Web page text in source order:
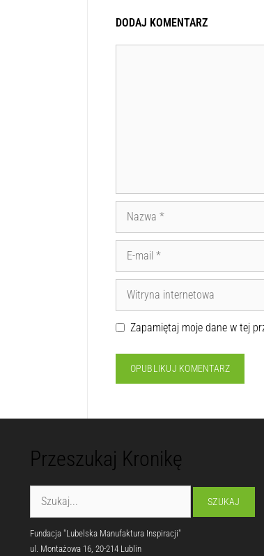
DODAJ KOMENTARZ
Zapamiętaj moje dane w tej
Przeszukaj Kronikę
Fundacja "Lubelska Manufaktura Inspiracji"
ul. Montażowa 16, 20-214 Lublin